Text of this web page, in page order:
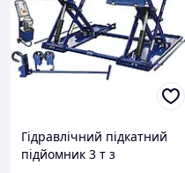
Гідравлічний підкатний
підйомник 3 т з